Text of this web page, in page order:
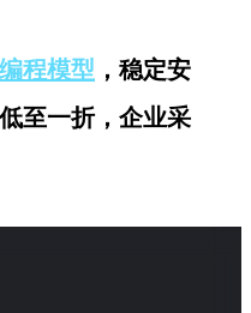
程模型 ，稳定安
至一折，企业采